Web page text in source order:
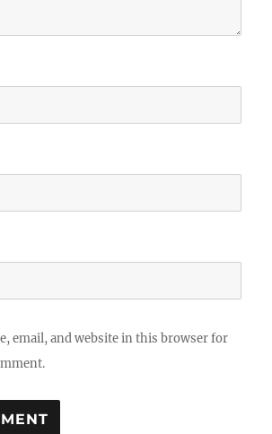
email, and website in this browser for